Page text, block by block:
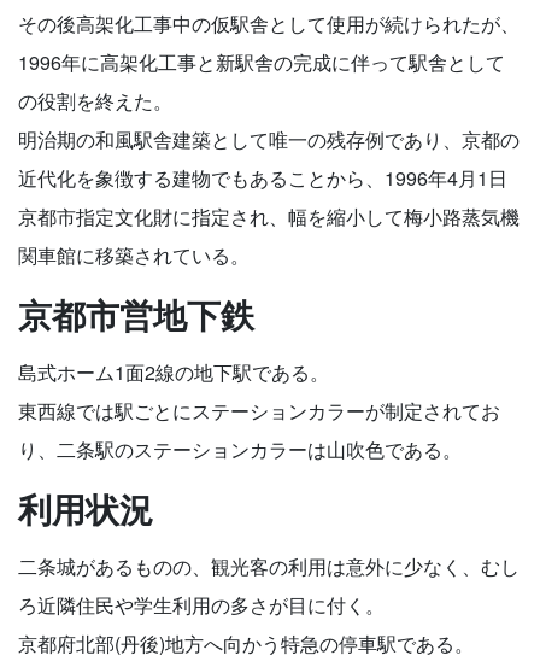
その後高架化工事中の仮駅舎として使用が続けられたが、
1996年に高架化工事と新駅舎の完成に伴って駅舎として
の役割を終えた。
明治期の和風駅舎建築として唯一の残存例であり、京都の
近代化を象徴する建物でもあることから、1996年4月1日
京都市指定文化財に指定され、幅を縮小して梅小路蒸気機
関車館に移築されている。
京都市営地下鉄
島式ホーム1面2線の地下駅である。
東西線では駅ごとにステーションカラーが制定されてお
り、二条駅のステーションカラーは山吹色である。
利用状況
二条城があるものの、観光客の利用は意外に少なく、むし
ろ近隣住民や学生利用の多さが目に付く。
京都府北部(丹後)地方へ向かう特急の停車駅である。